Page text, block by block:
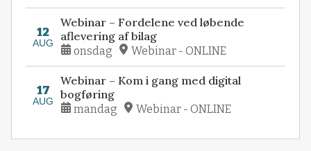
12
AUG
Webinar – Fordelene ved løbende
aflevering af bilag
onsdag Webinar - ONLINE
17
AUG
Webinar – Kom i gang med digital
bogføring
mandag Webinar - ONLINE